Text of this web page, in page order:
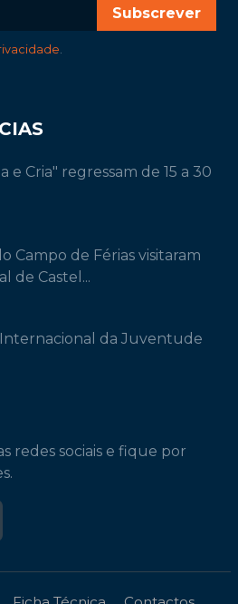
Subscrever
.
e Cria" regressam de 15 a 30
Campo de Férias visitaram
de Castel...
Internacional da Juventude
redes sociais e fique por